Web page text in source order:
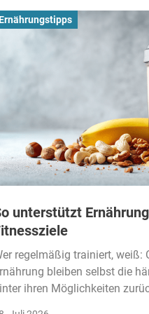
Ernährungstipps
unterstützt
regelmäßig trainiert, weiß:
bleiben selbst die
ihren Möglichkeiten